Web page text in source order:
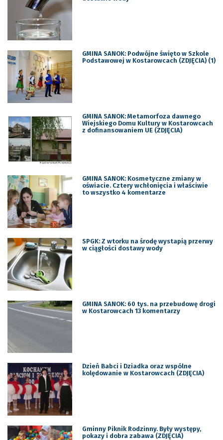
GMINA SANOK: Podwójne święto w Szkole
Podstawowej w Kostarowcach (ZDJĘCIA) (1)
GMINA SANOK: Metamorfoza dawnego
Wiejskiego Domu Kultury w Kostarowcach
z dofinansowaniem UE (ZDJĘCIA)
GMINA SANOK: Kosmetyczne zmiany w
oświacie. Cztery wchłonięcia i właściwie
to wszystko 4 komentarze
SPGK: Z wtorku na środę wystapią przerwy
w ciągłości dostawy wody
GMINA SANOK: 60 tys. na przebudowę drogi
w Kostarowcach 13 komentarzy
Dzień Babci i Dziadka oraz wspólne
kolędowanie w Kostarowcach (ZDJĘCIA)
Gminny Piknik Rodzinny. Były występy,
pokazy i dobra zabawa (ZDJĘCIA)